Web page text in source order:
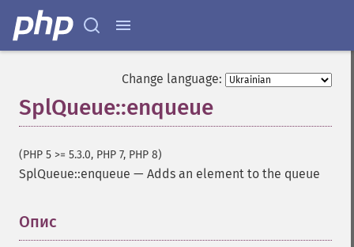
Change language:
SplQueue::enqueue
(PHP 5 >= 5.3.0, PHP 7, PHP 8)
SplQueue::enqueue — Adds an element to the queue
Опис